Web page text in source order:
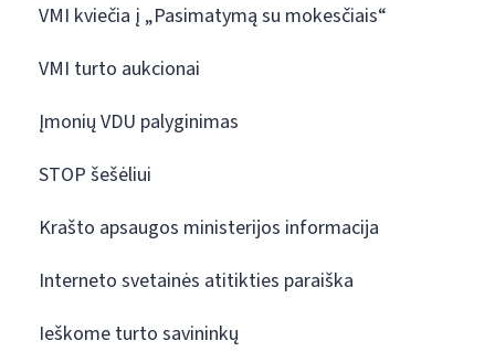
VMI kviečia į „Pasimatymą su mokesčiais“
VMI turto aukcionai
Įmonių VDU palyginimas
STOP šešėliui
Krašto apsaugos ministerijos informacija
Interneto svetainės atitikties paraiška
Ieškome turto savininkų